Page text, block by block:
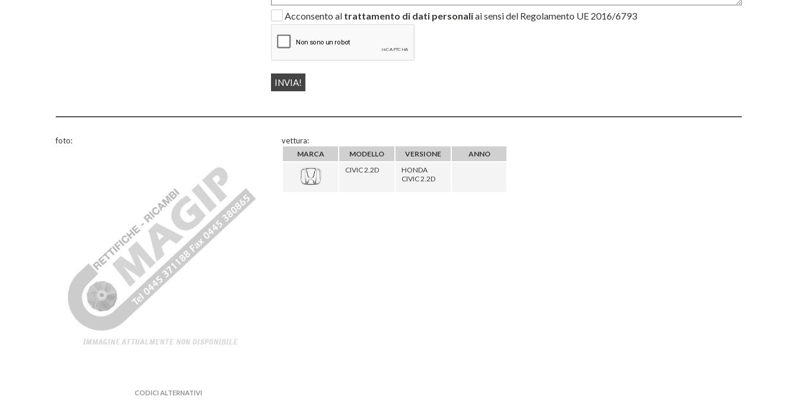
Acconsento al trattamento di dati personaliai sensi del Regolamento UE 2016/6793
foto: vettura:
MARCA MODELLO VERSIONE
ANNO
CIVIC 2.2D
HONDA
CIVIC 2.2D
CODICI ALTERNATIVI